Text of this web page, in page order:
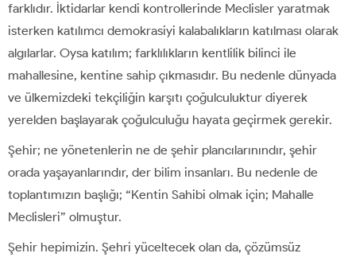
farklıdır. İktidarlar kendi kontrollerinde Meclisler yaratmak
isterken katılımcı demokrasiyi kalabalıkların katılması olarak
algılarlar. Oysa katılım; farklılıkların kentlilik bilinci ile
mahallesine, kentine sahip çıkmasıdır. Bu nedenle dünyada
ve ülkemizdeki tekçiliğin karşıtı çoğulculuktur diyerek
yerelden başlayarak çoğulculuğu hayata geçirmek gerekir.
Şehir; ne yönetenlerin ne de şehir plancılarınındır, şehir
orada yaşayanlarındır, der bilim insanları. Bu nedenle de
toplantımızın başlığı; “Kentin Sahibi olmak için; Mahalle
Meclisleri” olmuştur.
Şehir hepimizin. Şehri yüceltecek olan da, çözümsüz